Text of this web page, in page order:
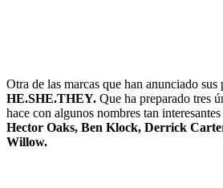
Otra de las marcas que han anunciado sus
HE.SHE.THEY. Que ha preparado tres
hace con algunos nombres tan
Hector Oaks, Ben Klock, Derrick
Willow.